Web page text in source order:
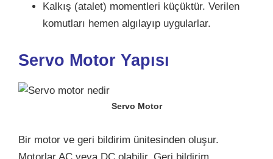
Kalkış (atalet) momentleri küçüktür. Verilen
komutları hemen algılayıp uygularlar.
Servo Motor Yapısı
Servo Motor
Bir motor ve geri bildirim ünitesinden oluşur.